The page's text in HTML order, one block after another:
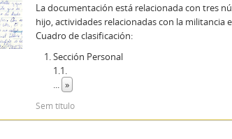
La documentación está relacionada con tres
hijo, actividades relacionadas con la militancia
Cuadro de clasificación:
Sección Personal
1.1.
... »
Sem título